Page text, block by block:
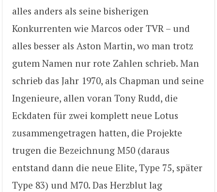
alles anders als seine bisherigen
Konkurrenten wie Marcos oder TVR – und
alles besser als Aston Martin, wo man trotz
gutem Namen nur rote Zahlen schrieb. Man
schrieb das Jahr 1970, als Chapman und seine
Ingenieure, allen voran Tony Rudd, die
Eckdaten für zwei komplett neue Lotus
zusammengetragen hatten, die Projekte
trugen die Bezeichnung M50 (daraus
entstand dann die neue Elite, Type 75, später
Type 83) und M70. Das Herzblut lag